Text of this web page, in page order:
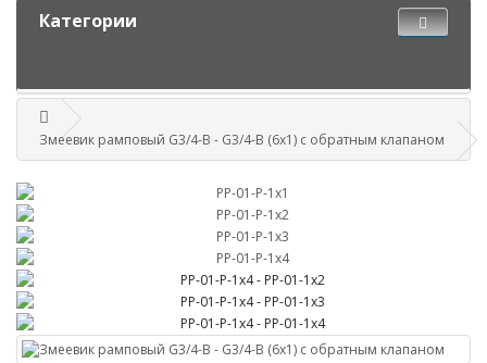
Категории
Змеевик рамповый G3/4-B - G3/4-B (6х1) с обратным клапаном